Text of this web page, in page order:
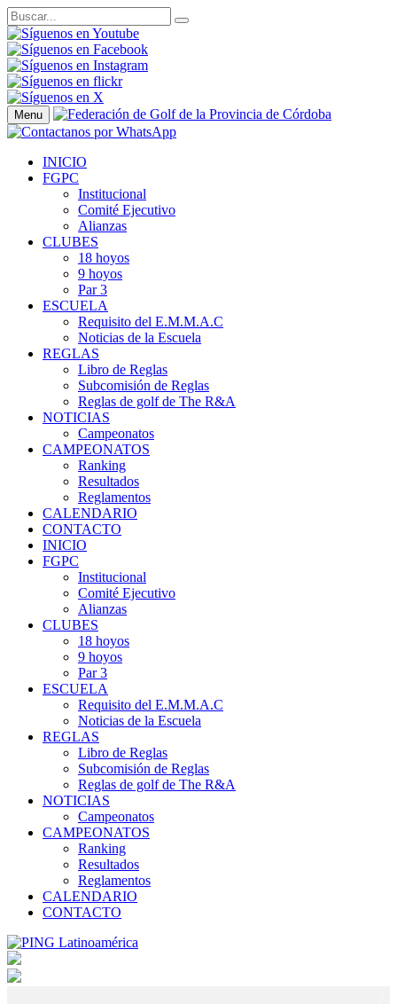
Menu
INICIO
FGPC
Institucional
Comité Ejecutivo
Alianzas
CLUBES
18 hoyos
9 hoyos
Par 3
ESCUELA
Requisito del E.M.M.A.C
Noticias de la Escuela
REGLAS
Libro de Reglas
Subcomisión de Reglas
Reglas de golf de The R&A
NOTICIAS
Campeonatos
CAMPEONATOS
Ranking
Resultados
Reglamentos
CALENDARIO
CONTACTO
INICIO
FGPC
Institucional
Comité Ejecutivo
Alianzas
CLUBES
18 hoyos
9 hoyos
Par 3
ESCUELA
Requisito del E.M.M.A.C
Noticias de la Escuela
REGLAS
Libro de Reglas
Subcomisión de Reglas
Reglas de golf de The R&A
NOTICIAS
Campeonatos
CAMPEONATOS
Ranking
Resultados
Reglamentos
CALENDARIO
CONTACTO